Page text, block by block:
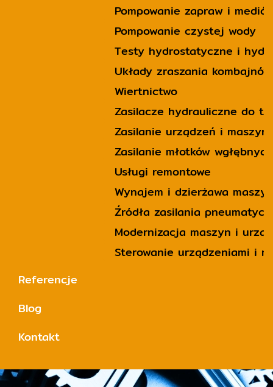
Pompowanie zapraw i
Pompowanie czystej wody
Testy hydrostatyczne i
Układy zraszania
Wiertnictwo
Zasilacze hydrauliczne do
Zasilanie urządzeń i
Zasilanie młotków wgłębnych
Usługi remontowe
Wynajem i dzierżawa maszyn
Źródła zasilania
Modernizacja maszyn i
Sterowanie urządzeniami i
Referencje
Blog
Kontakt